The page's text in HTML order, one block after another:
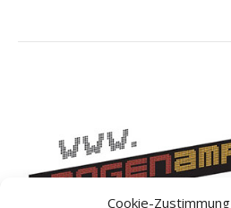
Cookie-Zustimmung